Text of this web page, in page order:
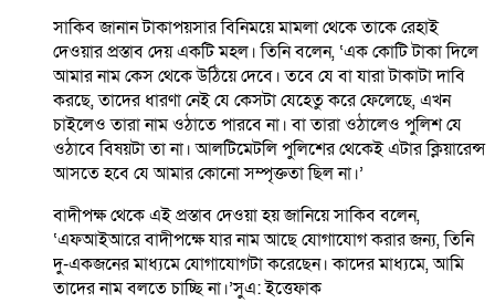
সাকিব জানান টাকাপয়সার বিনিময়ে মামলা থেকে তাকে রেহাই
দেওয়ার প্রস্তাব দেয় একটি মহল। তিনি বলেন, ‘এক কোটি টাকা দিলে
আমার নাম কেস থেকে উঠিয়ে দেবে। তবে যে বা যারা টাকাটা দাবি
করছে, তাদের ধারণা নেই যে কেসটা যেহেতু করে ফেলেছে, এখন
চাইলেও তারা নাম ওঠাতে পারবে না। বা তারা ওঠালেও পুলিশ যে
ওঠাবে বিষয়টা তা না। আলটিমেটলি পুলিশের থেকেই এটার ক্লিয়ারেন্স
আসতে হবে যে আমার কোনো সম্পৃক্ততা ছিল না।’
বাদীপক্ষ থেকে এই প্রস্তাব দেওয়া হয় জানিয়ে সাকিব বলেন,
‘এফআইআরে বাদীপক্ষে যার নাম আছে যোগাযোগ করার জন্য, তিনি
দু-একজনের মাধ্যমে যোগাযোগটা করেছেন। কাদের মাধ্যমে, আমি
তাদের নাম বলতে চাচ্ছি না।’সুএ: ইত্তেফাক